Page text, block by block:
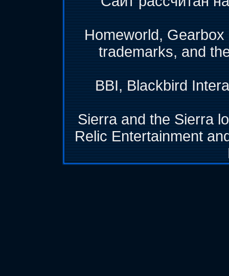
Homeworld,
trademarks, and
BBI, Blackbird
Sierra and the Sierra
Relic Entertainment